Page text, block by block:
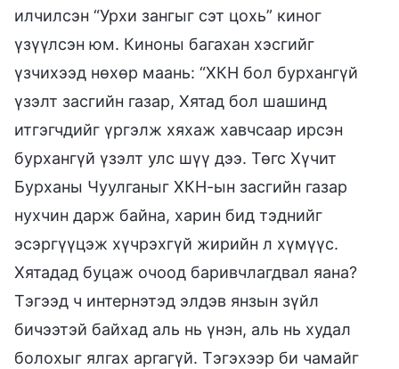
илчилсэн “Урхи зангыг сэт цохь” киног
үзүүлсэн юм. Киноны багахан хэсгийг
үзчихээд нөхөр маань: “ХКН бол бурхангүй
үзэлт засгийн газар, Хятад бол шашинд
итгэгчдийг үргэлж хяхаж хавчсаар ирсэн
бурхангүй үзэлт улс шүү дээ. Төгс Хүчит
Бурханы Чуулганыг ХКН-ын засгийн газар
нухчин дарж байна, харин бид тэднийг
эсэргүүцэж хүчрэхгүй жирийн л хүмүүс.
Хятадад буцаж очоод баривчлагдвал яана?
Тэгээд ч интернэтэд элдэв янзын зүйл
бичээтэй байхад аль нь үнэн, аль нь худал
болохыг ялгах аргагүй. Тэгэхээр би чамайг